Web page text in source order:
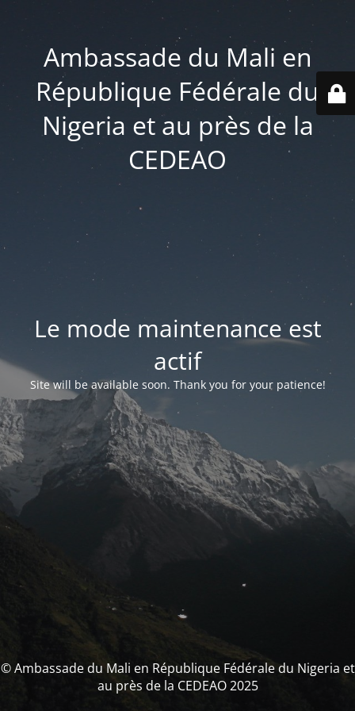
Ambassade du Mali en
République Fédérale du
Nigeria et au près de la
CEDEAO
Le mode maintenance est
actif
Site will be available soon. Thank you for your patience!
© Ambassade du Mali en République Fédérale du Nigeria et
au près de la CEDEAO 2025